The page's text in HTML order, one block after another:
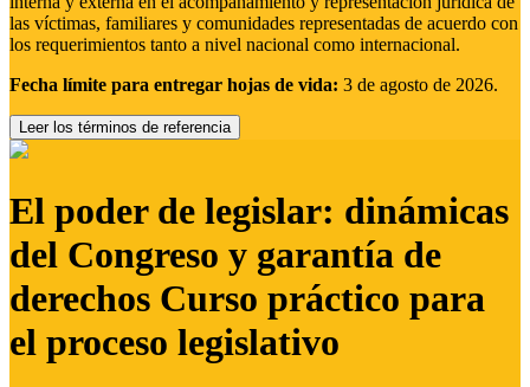
las víctimas, familiares y comunidades representadas de acuerdo con
los requerimientos tanto a nivel nacional como internacional.
Fecha límite para entregar hojas de vida: 3 de agosto de 2026.
Leer los términos de referencia
El poder de legislar: dinámicas
del Congreso y garantía de
derechos Curso práctico para
el proceso legislativo